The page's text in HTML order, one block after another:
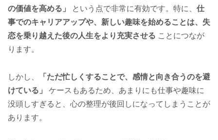
の価値を高める」
という点で非常に有効です。特に、 仕
事でのキャリアアップや、新しい趣味を始めることは、失
恋を乗り越えた後の人生をより充実させる ことにつなが
ります。
しかし、
「ただ忙しくすることで、感情と向き合うのを避
けている」
ケースもあるため、あまりにも仕事や趣味に
没頭しすぎると、心の整理が後回しになってしまうことが
あります。